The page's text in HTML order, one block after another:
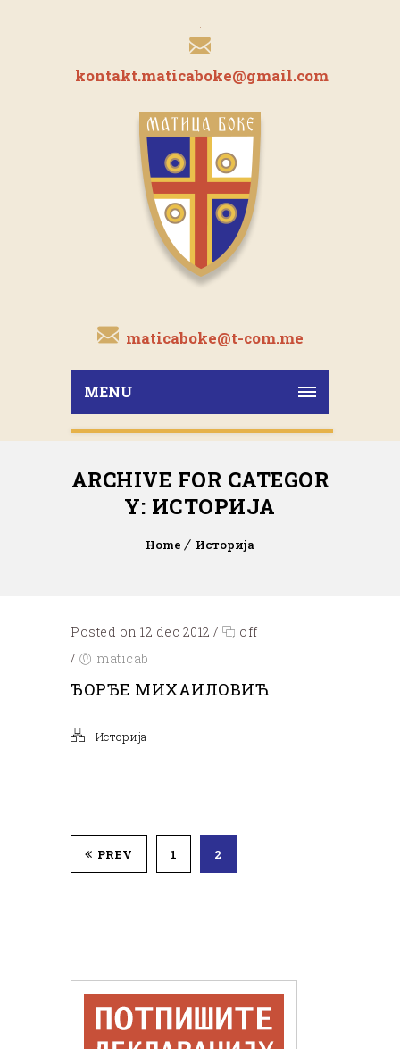
kontakt.maticaboke@gmail.com
maticaboke@t-com.me
MENU
ARCHIVE FOR CATEGOR
Y: ИСТОРИЈА
Home Историја
Posted on 12 dec 2012 /
off
/
maticab
ЂОРЂЕ МИХАИЛОВИЋ
Историја
PREV 1 2